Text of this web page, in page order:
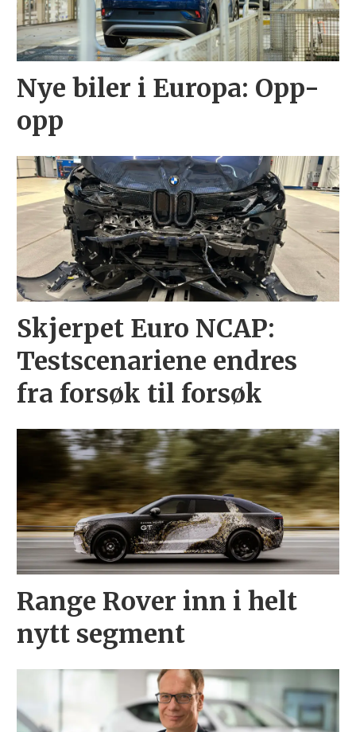
Nye biler i Europa: Opp-
opp
Skjerpet Euro NCAP:
Testscenariene endres
fra forsøk til forsøk
Range Rover inn i helt
nytt segment